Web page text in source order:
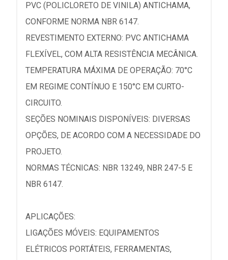
PVC (POLICLORETO DE VINILA) ANTICHAMA,
CONFORME NORMA NBR 6147.
REVESTIMENTO EXTERNO: PVC ANTICHAMA
FLEXÍVEL, COM ALTA RESISTÊNCIA MECÂNICA.
TEMPERATURA MÁXIMA DE OPERAÇÃO: 70°C
EM REGIME CONTÍNUO E 150°C EM CURTO-
CIRCUITO.
SEÇÕES NOMINAIS DISPONÍVEIS: DIVERSAS
OPÇÕES, DE ACORDO COM A NECESSIDADE DO
PROJETO.
NORMAS TÉCNICAS: NBR 13249, NBR 247-5 E
NBR 6147.
APLICAÇÕES:
LIGAÇÕES MÓVEIS: EQUIPAMENTOS
ELÉTRICOS PORTÁTEIS, FERRAMENTAS,